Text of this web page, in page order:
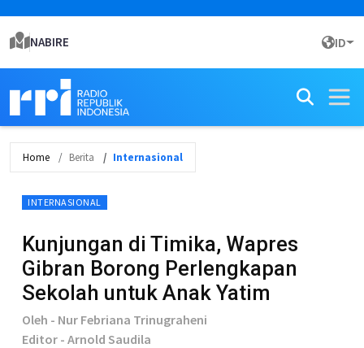
NABIRE ID
Home Berita Internasional
INTERNASIONAL
Kunjungan di Timika, Wapres
Gibran Borong Perlengkapan
Sekolah untuk Anak Yatim
Oleh - Nur Febriana Trinugraheni
Editor - Arnold Saudila